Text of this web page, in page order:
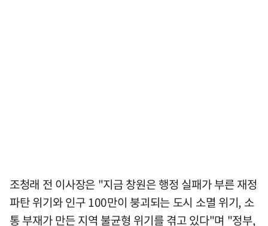
조청래 전 이사장은 "지금 창원은 행정 실패가 부른 재정
파탄 위기와 인구 100만이 붕괴되는 도시 소멸 위기, 소
통 부재가 만든 지역 불균형 위기를 겪고 있다"며 "정부,